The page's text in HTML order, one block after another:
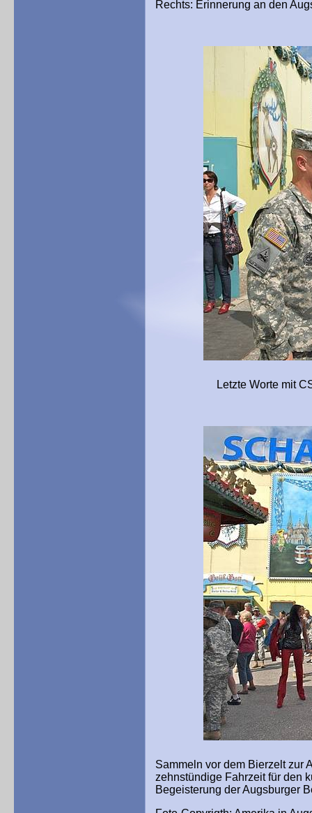
Rechts: Erinnerung an den
Letzte Worte mit CSM
Sammeln vor dem Bierzelt zur
zehnstündige Fahrzeit für den
Begeisterung der Augsburger